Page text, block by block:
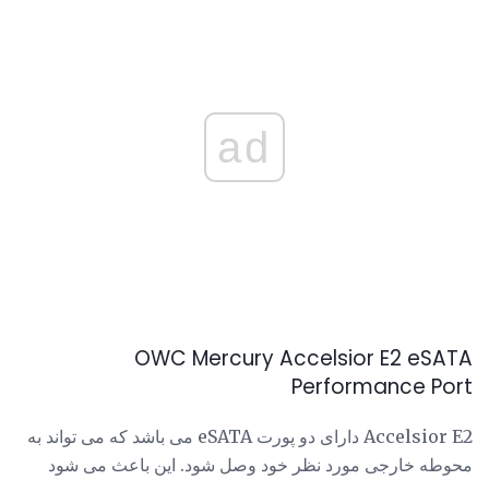
ad
OWC Mercury Accelsior E2 eSATA
Performance Port
Accelsior E2 دارای دو پورت eSATA می باشد که می تواند به
محوطه خارجی مورد نظر خود وصل شود. این باعث می شود